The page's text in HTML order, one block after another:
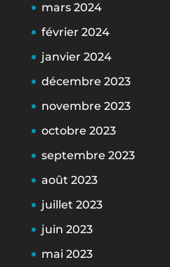
mars 2024
février 2024
janvier 2024
décembre 2023
novembre 2023
octobre 2023
septembre 2023
août 2023
juillet 2023
juin 2023
mai 2023